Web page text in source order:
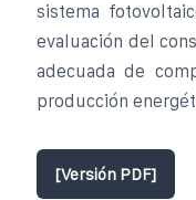
sistema
evaluación del
adecuada de
producción
[Versión PDF]